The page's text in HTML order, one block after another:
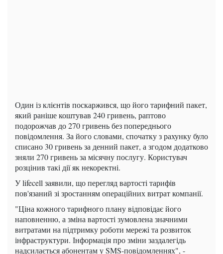
Один із клієнтів поскаржився, що його тарифний пакет,
який раніше коштував 240 гривень, раптово
подорожчав до 270 гривень без попереднього
повідомлення. За його словами, спочатку з рахунку було
списано 30 гривень за денний пакет, а згодом додатково
зняли 270 гривень за місячну послугу. Користувач
розцінив такі дії як некоректні.
У lifecell заявили, що перегляд вартості тарифів
пов'язаний зі зростанням операційних витрат компанії.
"Ціна кожного тарифного плану відповідає його
наповненню, а зміна вартості зумовлена значними
витратами на підтримку роботи мережі та розвиток
інфраструктури. Інформація про зміни заздалегідь
надсилається абонентам у SMS-повідомленнях", -